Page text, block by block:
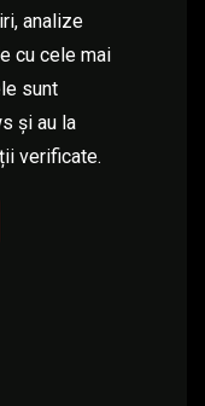
analize
cu cele mai
sunt
și au la
verificate.